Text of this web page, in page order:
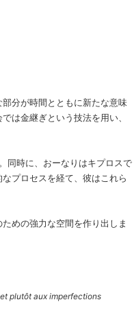
分が時間とともに新たな意味
は金継ぎという技法を用い、
同時に、おーなりはキプロスで
プロセスを経て、彼はこれら
めの強力な空間を作り出しま
plutôt aux imperfections